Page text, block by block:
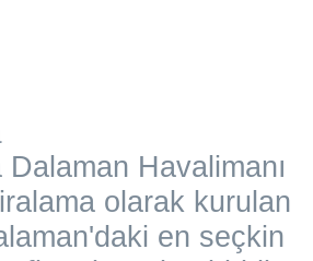
Dalaman Havalimanı
olarak kurulan
en seçkin